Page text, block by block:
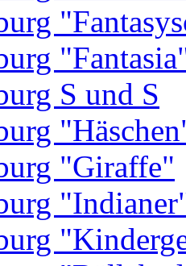
S und S
"Giraffe"